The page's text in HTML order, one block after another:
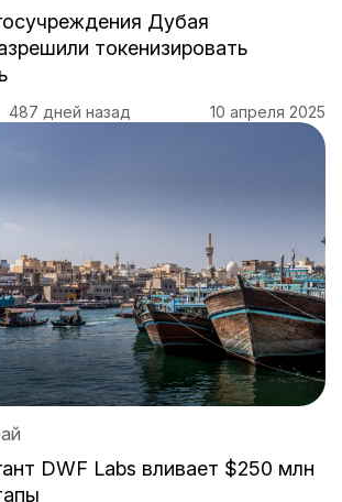
Дубая
токенизировать
487 дней назад 10 апреля 2025
DWF Labs вливает $250 млн